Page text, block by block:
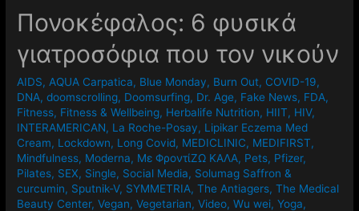
Πονοκέφαλος: 6 φυσικά
γιατροσόφια που τον νικούν
AIDS, AQUA Carpatica, Blue Monday, Burn Out, COVID-19,
DNA,doomscrolling, Doomsurfing, Dr. Age, Fake News, FDA,
Fitness, Fitness & Wellbeing, Herbalife Nutrition, HIIT, HIV,
INTERAMERICAN, La Roche-Posay, Lipikar Eczema Med
Cream, Lockdown, Long Covid, MEDICLINIC, MEDIFIRST,
Mindfulness, Moderna, Mε ΦροντίΖΩ ΚΑΛΑ, Pets, Pfizer,
Pilates, SEX, Single, Social Media, Solumag Saffron &
curcumin, Sputnik-V, SYMMETRIA,The Antiagers,The Medical
Beauty Center,Vegan,Vegetarian,Video,Wu wei,Yoga,